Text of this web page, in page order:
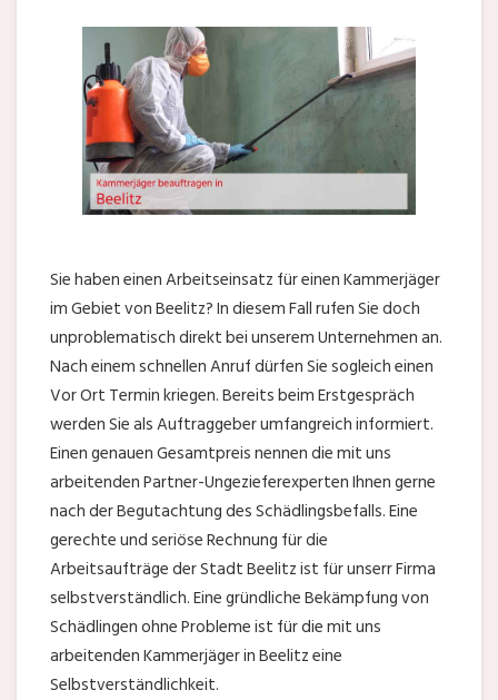
Sie haben einen Arbeitseinsatz für einen Kammerjäger
im Gebiet von Beelitz? In diesem Fall rufen Sie doch
unproblematisch direkt bei unserem Unternehmen an.
Nach einem schnellen Anruf dürfen Sie sogleich einen
Vor Ort Termin kriegen. Bereits beim Erstgespräch
werden Sie als Auftraggeber umfangreich informiert.
Einen genauen Gesamtpreis nennen die mit uns
arbeitenden Partner-Ungezieferexperten Ihnen gerne
nach der Begutachtung des Schädlingsbefalls. Eine
gerechte und seriöse Rechnung für die
Arbeitsaufträge der Stadt Beelitz ist für unserr Firma
selbstverständlich. Eine gründliche Bekämpfung von
Schädlingen ohne Probleme ist für die mit uns
arbeitenden Kammerjäger in Beelitz eine
Selbstverständlichkeit.